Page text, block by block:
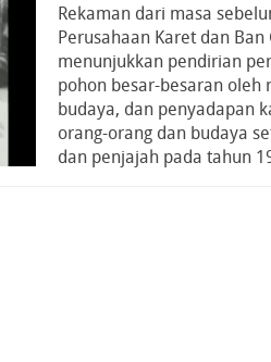
Rekaman dari masa
Perusahaan Karet dan
menunjukkan pendirian
pohon besar-besaran oleh
budaya, dan penyadapan
orang-orang dan budaya
dan penjajah pada tahun